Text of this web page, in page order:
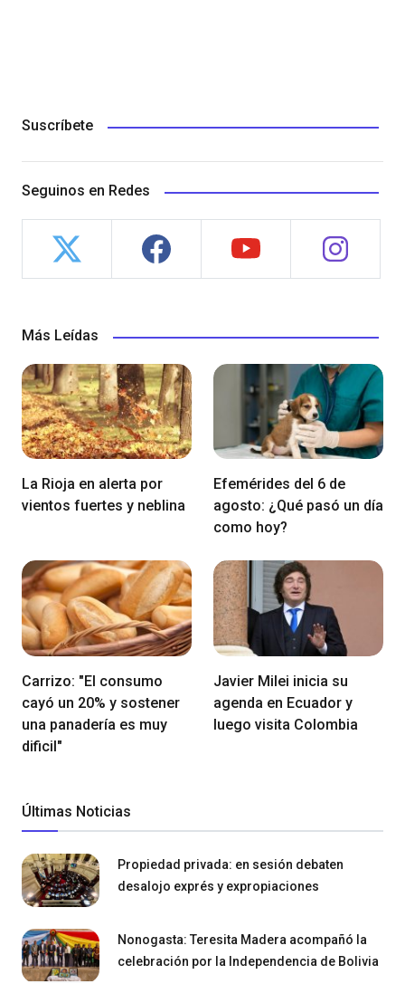
Suscríbete
Seguinos en Redes
Más Leídas
La Rioja en alerta por
vientos fuertes y neblina
Efemérides del 6 de
agosto: ¿Qué pasó un día
como hoy?
Carrizo: "El consumo
cayó un 20% y sostener
una panadería es muy
dificil"
Javier Milei inicia su
agenda en Ecuador y
luego visita Colombia
Últimas Noticias
Propiedad privada: en sesión debaten
desalojo exprés y expropiaciones
Nonogasta: Teresita Madera acompañó la
celebración por la Independencia de Bolivia